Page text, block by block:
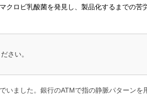
クロビ乳酸菌を発見し、製品化するまでの苦
ださい。
ました。銀行のATMで指の静脈パターンを